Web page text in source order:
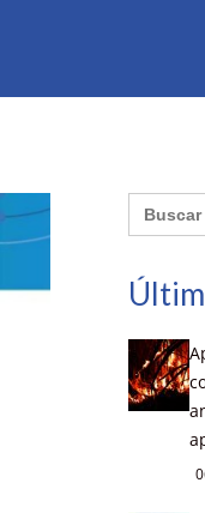
Buscar: